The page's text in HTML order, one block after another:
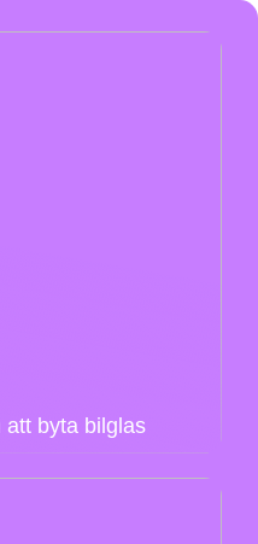
att byta bilglas